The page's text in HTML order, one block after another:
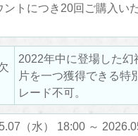
ントにつき20回ご購入い
2022年中に登場した幻
片を一つ獲得できる特
レード不可。
（水） 18:00 ～